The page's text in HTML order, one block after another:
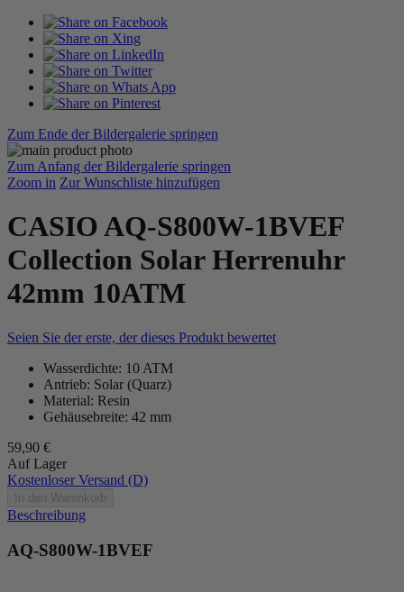
Zum Ende der Bildergalerie springen
Zum Anfang der Bildergalerie springen
Zoom in Zur Wunschliste hinzufügen
CASIO AQ-S800W-1BVEF
Collection Solar Herrenuhr
42mm 10ATM
Seien Sie der erste, der dieses Produkt bewertet
Wasserdichte: 10 ATM
Antrieb: Solar (Quarz)
Material: Resin
Gehäusebreite: 42 mm
59,90 €
Auf Lager
Kostenloser Versand (D)
In den Warenkorb
Beschreibung
AQ-S800W-1BVEF